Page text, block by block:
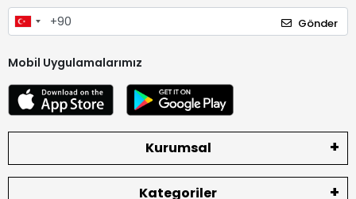
Gönder
Mobil Uygulamalarımız
Kurumsal
Kategoriler